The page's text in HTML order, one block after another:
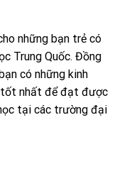
những bạn trẻ có
Trung Quốc. Đồng
có những kinh
tốt nhất để đạt được
tại các trường đại